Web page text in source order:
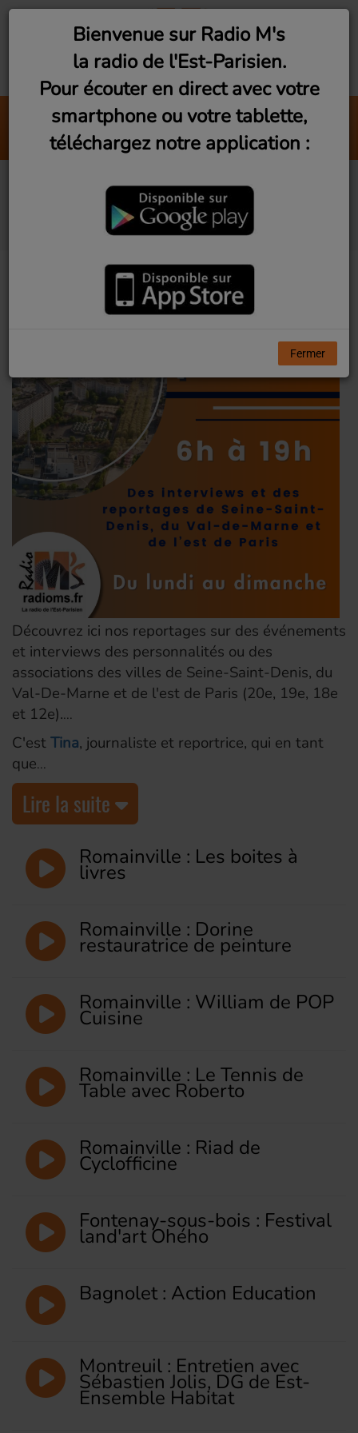
Mixtape Addict Show (Vendredi 23h)
Radio M's (DJ King Flow)
Reportages / Interviews
de l'Est-Parisien
Découvrez ici nos reportages sur des événements
et interviews des personnalités ou des
associations des villes de Seine-Saint-Denis, du
Val-De-Marne et de l'est de Paris (20e, 19e, 18e
et 12e).
C'estTina, journaliste et reportrice, qui en tant
que
Lire la suite
Romainville : Les boites à
livres
Romainville : Dorine
restauratrice de peinture
Romainville : William de POP
Cuisine
Romainville : Le Tennis de
Table avec Roberto
Romainville : Riad de
Cyclofficine
Fontenay-sous-bois : Festival
land'art Ohého
Bagnolet : Action Education
Montreuil : Entretien avec
Sébastien Jolis, DG de Est-
Ensemble Habitat
Bienvenue sur Radio M's
la radio de l'Est-Parisien.
Pour écouter en direct avec votre
smartphone ou votre tablette,
téléchargez notre application :
Fermer